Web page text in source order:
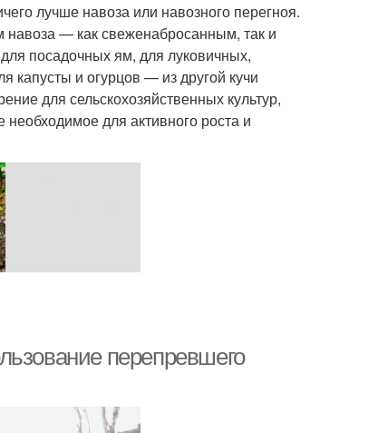
лучше навоза или навозного перегноя.
навоза — как свеженабросанным, так и
посадочных ям, для луковичных,
капусты и огурцов — из другой кучи
для сельскохозяйственных культур,
для активного роста и
перепревшего